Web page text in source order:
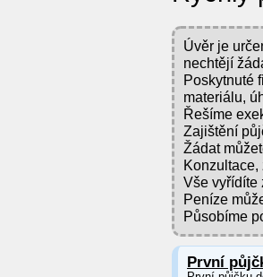
Úvěr je
nechtějí
Poskytnuté
materiálu,
Řešíme
Zajištění
Žádat
Vše vyřídíte
Peníze
Působíme
První